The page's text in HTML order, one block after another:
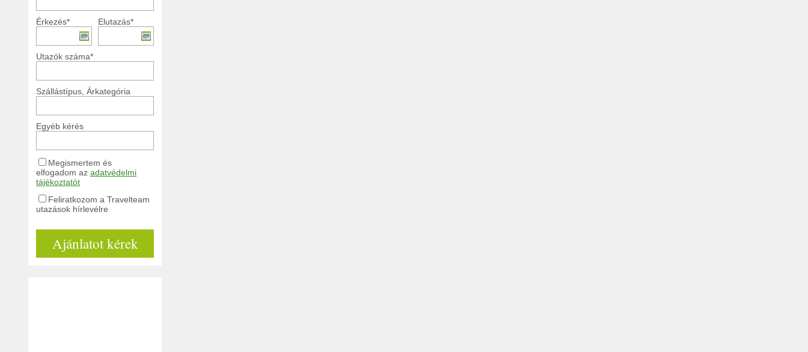
Érkezés* Elutazás*
Utazók száma*
Szállástípus, Árkategória
Egyéb kérés
Megismertem és
elfogadom az adatvédelmi
tájékoztatót
Feliratkozom a Travelteam
utazások hírlevélre
Ajánlatot kérek